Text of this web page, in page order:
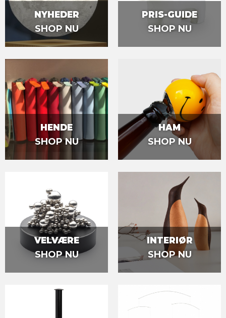
NYHEDER
SHOP NU
PRIS-GUIDE
SHOP NU
HENDE
SHOP NU
HAM
SHOP NU
VELVÆRE
SHOP NU
INTERIØR
SHOP NU